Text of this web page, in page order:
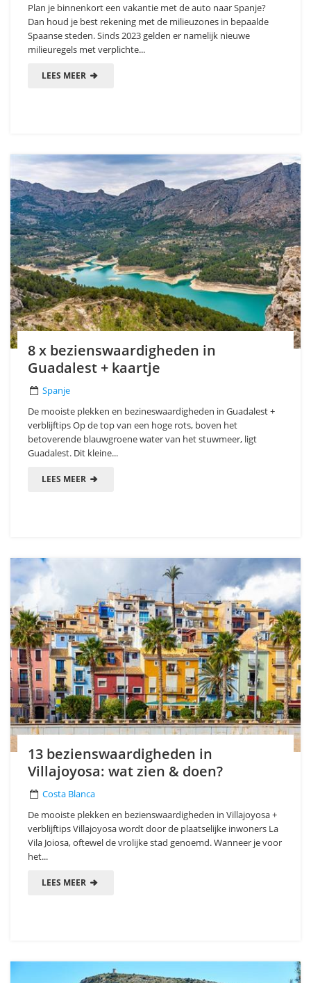
Plan je binnenkort een vakantie met de auto naar Spanje?
Dan houd je best rekening met de milieuzones in bepaalde
Spaanse steden. Sinds 2023 gelden er namelijk nieuwe
milieuregels met verplichte...
LEES MEER
8 x bezienswaardigheden in
Guadalest + kaartje
Spanje
De mooiste plekken en bezineswaardigheden in Guadalest +
verblijftips Op de top van een hoge rots, boven het
betoverende blauwgroene water van het stuwmeer, ligt
Guadalest. Dit kleine...
LEES MEER
13 bezienswaardigheden in
Villajoyosa: wat zien & doen?
Costa Blanca
De mooiste plekken en bezienswaardigheden in Villajoyosa +
verblijftips Villajoyosa wordt door de plaatselijke inwoners La
Vila Joiosa, oftewel de vrolijke stad genoemd. Wanneer je voor
het...
LEES MEER